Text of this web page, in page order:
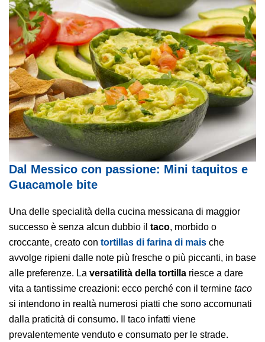
Dal Messico con passione: Mini taquitos e
Guacamole bite
Una delle specialità della cucina messicana di maggior
successo è senza alcun dubbio il taco, morbido o
croccante, creato con tortillas di farina di mais che
avvolge ripieni dalle note più fresche o più piccanti, in base
alle preferenze. La versatilità della tortilla riesce a dare
vita a tantissime creazioni: ecco perché con il termine taco
si intendono in realtà numerosi piatti che sono accomunati
dalla praticità di consumo. Il taco infatti viene
prevalentemente venduto e consumato per le strade.